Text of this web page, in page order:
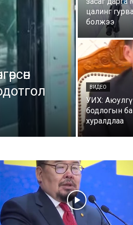
цалинг
болжээ
ВИДЕО
УИХ:
бодлогын
хуралдлаа